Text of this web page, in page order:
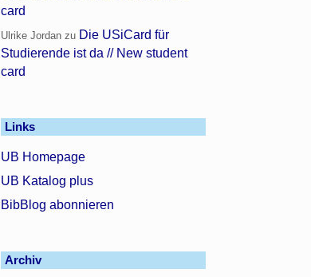
card
Ulrike Jordan zu Die USiCard für
Studierende ist da // New student
card
Links
UB Homepage
UB Katalog plus
BibBlog abonnieren
Archiv